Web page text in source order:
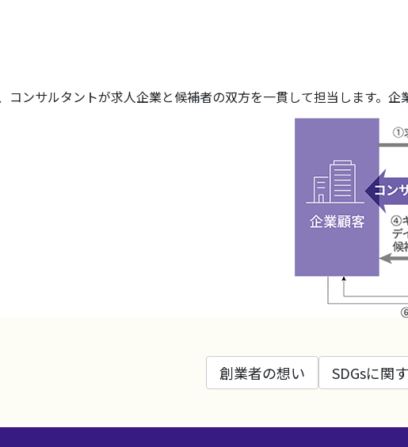
ンサルタントが求人企業と候補者の双方を一貫して担当します
創業者の想い SDGsに関